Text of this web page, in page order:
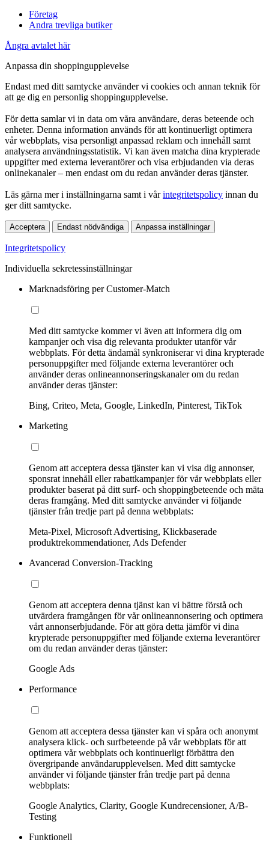
Företag
Andra trevliga butiker
Ångra avtalet här
Anpassa din shoppingupplevelse
Endast med ditt samtycke använder vi cookies och annan teknik för
att ge dig en personlig shoppingupplevelse.
För detta samlar vi in data om våra användare, deras beteende och
enheter. Denna information används för att kontinuerligt optimera
vår webbplats, visa personligt anpassad reklam och innehåll samt
analysera användningsstatistik. Vi kan även matcha dina krypterade
uppgifter med externa leverantörer och visa erbjudanden via deras
onlinekanaler – men endast om du redan använder deras tjänster.
Läs gärna mer i inställningarna samt i vårintegritetspolicy innan du
ger ditt samtycke.
Acceptera Endast nödvändiga Anpassa inställningar
Integritetspolicy
Individuella sekretessinställningar
Marknadsföring per Customer-Match
Med ditt samtycke kommer vi även att informera dig om
kampanjer och visa dig relevanta produkter utanför vår
webbplats. För detta ändamål synkroniserar vi dina krypterade
personuppgifter med följande externa leverantörer och
använder deras onlineannonseringskanaler om du redan
använder deras tjänster:
Bing, Criteo, Meta, Google, LinkedIn, Pinterest, TikTok
Marketing
Genom att acceptera dessa tjänster kan vi visa dig annonser,
sponsrat innehåll eller rabattkampanjer för vår webbplats eller
produkter baserat på ditt surf- och shoppingbeteende och mäta
deras framgång. Med ditt samtycke använder vi följande
tjänster från tredje part på denna webbplats:
Meta-Pixel, Microsoft Advertising, Klickbaserade
produktrekommendationer, Ads Defender
Avancerad Conversion-Tracking
Genom att acceptera denna tjänst kan vi bättre förstå och
utvärdera framgången för vår onlineannonsering och optimera
vårt annonserbjudande. För att göra detta jämför vi dina
krypterade personuppgifter med följande externa leverantörer
om du redan använder deras tjänster:
Google Ads
Performance
Genom att acceptera dessa tjänster kan vi spåra och anonymt
analysera klick- och surfbeteende på vår webbplats för att
optimera vår webbplats och kontinuerligt förbättra den
övergripande användarupplevelsen. Med ditt samtycke
använder vi följande tjänster från tredje part på denna
webbplats:
Google Analytics, Clarity, Google Kundrecensioner, A/B-
Testing
Funktionell